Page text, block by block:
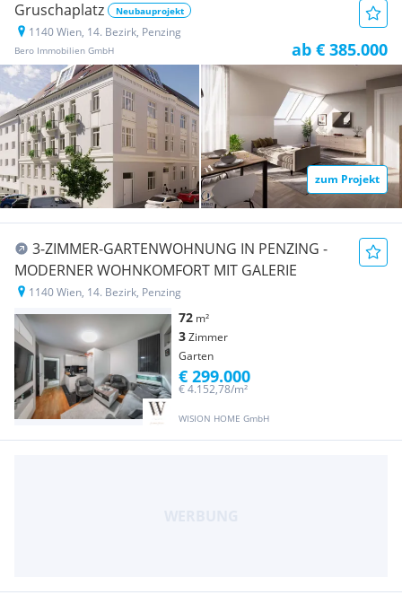
Gruschaplatz Neubauprojekt
1140 Wien, 14. Bezirk, Penzing
Bero Immobilien GmbH ab € 385.000
zum Projekt
3-ZIMMER-GARTENWOHNUNG IN PENZING -
MODERNER WOHNKOMFORT MIT GALERIE
1140 Wien, 14. Bezirk, Penzing
72 m²
3Zimmer
Garten
WISION HOME GmbH
€ 4.152,78/m²
€ 299.000